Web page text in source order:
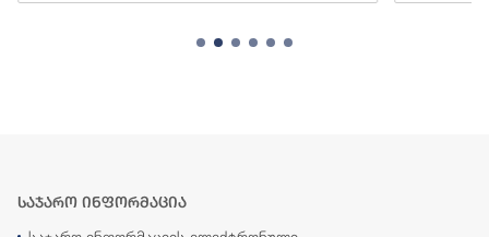
საჯარო ინფორმაცია